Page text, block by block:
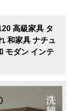
高級家具 タ
和家具 ナチュ
モダン インテ